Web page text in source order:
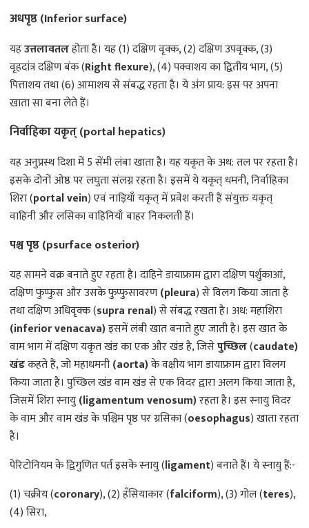
अधपृष्ठ (Inferior surface)
यहउत्तलावतलहोता है। यह (1) दक्षिण वृक्क, (2) दक्षिण उपवृक्क, (3)
वृहदांत्र दक्षिण बंक (Right flexure), (4) पक्वाशय का द्वितीय भाग, (5)
पित्ताशय तथा (6) आमाशय से संबद्ध रहता है। ये अंग प्राय: इस पर अपना
खाता सा बना लेते हैं।
निर्वाहिका यकृत् (portal hepatics)
यह अनुप्रस्थ दिशा में 5 सेंमी लंबा खाता है। यह यकृत के अध: तल पर रहता है।
इसके दोनों ओष्ठ पर लघुता संलग्न रहता है। इसमें ये यकृत् धमनी, निर्वाहिका
शिरा (portal vein) एवं नाड़ियाँ यकृत् में प्रवेश करती हैं संयुक्त यकृत्
वाहिनी और लसिका वाहिनियाँ बाहर निकलती हैं।
पश्च पृष्ठ (psurface osterior)
यह सामने वक्र बनाते हुए रहता है। दाहिने डायाफ्राम द्वारा दक्षिण पर्शुकाआं,
दक्षिण फुप्फुस और उसके फुप्फुसावरण(pleura) से विलग किया जाता है
तथा दक्षिण अधिवृक्क (supra renal) से संबद्ध रखता है। अध: महाशिरा
(inferior venacava)इसमें लंबी खात बनाते हुए जाती है। इस खात के
वाम भाग में दक्षिण यकृत खंड का एक और खंड है, जिसेपुच्छिल(caudate)
खंडकहते हैं, जो महाधमनी(aorta)के वक्षीय भाग डायाफ्राम द्वारा विलग
किया जाता है। पुच्छिल खंड वाम खंड से एक विदर द्वारा अलग किया जाता है,
जिसमें शिंरा स्नायु(ligamentum venosum)रहता है। इस स्नायु विदर
के वाम और वाम खंड के पश्चिम पृष्ठ पर ग्रसिका (oesophagus) खाता रहता
है।
पेरिटोनियम के द्विगुणित पर्त इसके स्नायु (ligament) बनाते हैं। ये स्नायु हैं:-
(1) चक्रीय (coronary), (2) हँसियाकार (falciform), (3) गोल (teres),
(4) सिरा,